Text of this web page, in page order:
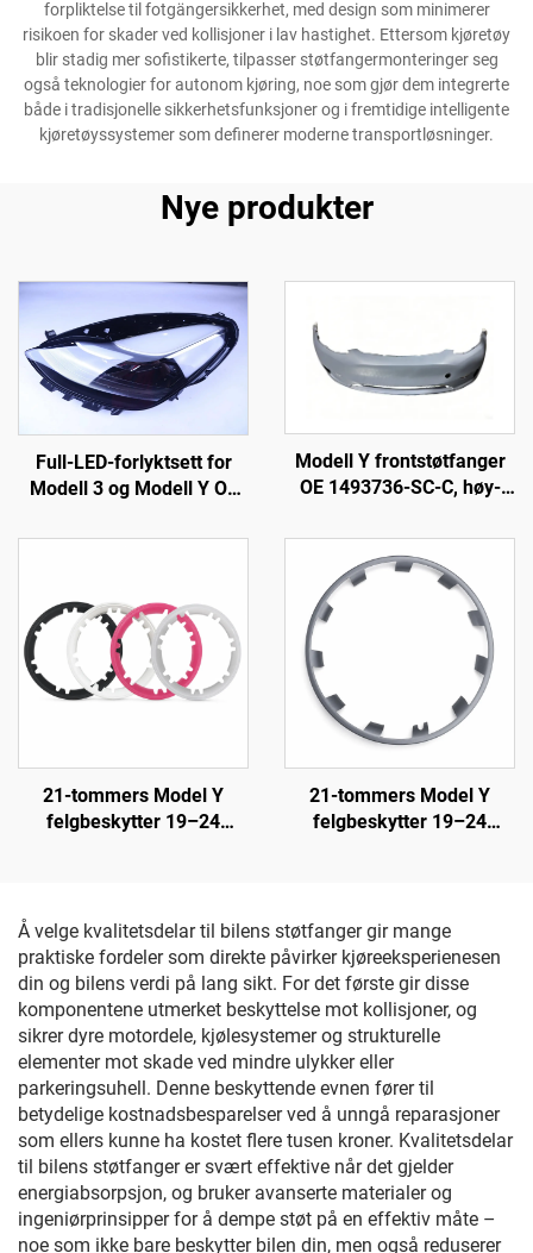
forpliktelse til fotgängersikkerhet, med design som minimerer
risikoen for skader ved kollisjoner i lav hastighet. Ettersom kjøretøy
blir stadig mer sofistikerte, tilpasser støtfangermonteringer seg
også teknologier for autonom kjøring, noe som gjør dem integrerte
både i tradisjonelle sikkerhetsfunksjoner og i fremtidige intelligente
kjøretøyssystemer som definerer moderne transportløsninger.
Nye produkter
Full-LED-forlyktsett for
Modell 3 og Modell Y OE
00-E, 1514952-10-E,
Modell Y frontstøtfanger
OE 1493736-SC-C, høy-
grunnlakkert overflate,
kompatibel med
originalradar og -sensorer,
ikke-destruktiv montering,
for reparasjonsverksteder
og flåtevedlikehold
21-tommers Model Y
felgbeskytter 19–24
21-tommers Model Y
felgbeskytter 19–24
Å velge kvalitetsdelar til bilens støtfanger gir mange
praktiske fordeler som direkte påvirker kjøreeksperienesen
din og bilens verdi på lang sikt. For det første gir disse
komponentene utmerket beskyttelse mot kollisjoner, og
sikrer dyre motordele, kjølesystemer og strukturelle
elementer mot skade ved mindre ulykker eller
parkeringsuhell. Denne beskyttende evnen fører til
betydelige kostnadsbesparelser ved å unngå reparasjoner
som ellers kunne ha kostet flere tusen kroner. Kvalitetsdelar
til bilens støtfanger er svært effektive når det gjelder
energiabsorpsjon, og bruker avanserte materialer og
ingeniørprinsipper for å dempe støt på en effektiv måte –
noe som ikke bare beskytter bilen din, men også reduserer